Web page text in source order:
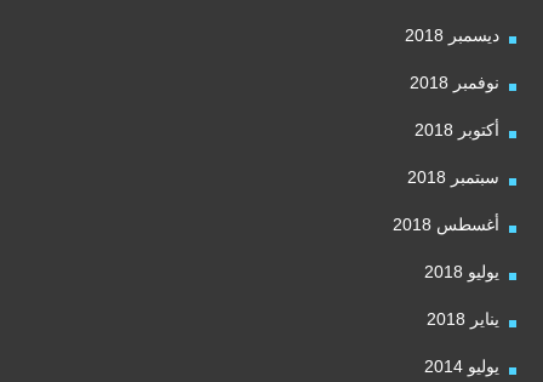
ديسمبر 2018
نوفمبر 2018
أكتوبر 2018
سبتمبر 2018
أغسطس 2018
يوليو 2018
يناير 2018
يوليو 2014